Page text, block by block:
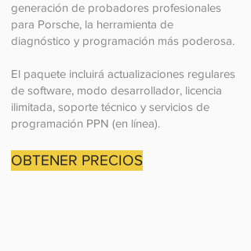
generación de probadores profesionales
para Porsche, la herramienta de
diagnóstico y programación más poderosa.
El paquete incluirá actualizaciones regulares
de software, modo desarrollador, licencia
ilimitada, soporte técnico y servicios de
programación PPN (en línea).
OBTENER PRECIOS